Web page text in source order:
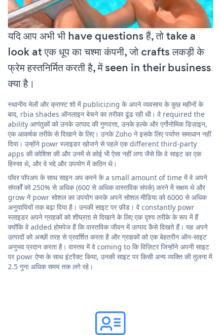
यदि आप अभी भी have questions हैं, तो take a
look at एक धूप का चश्मा कंपनी, जो crafts लकड़ी के
फ्रेम हस्तनिर्मित करती है, में seen in their business
क्या है।
स्थानीय मेलों और क्राफ्ट शो में publicizing के अपने व्यवसाय के कुछ महीनों के
बाद, rbia shades ऑनलाइन बेचने का तरीका ढूंढ रही थी। वे required the
ability आगंतुकों को उनके उत्पाद की गुणवत्ता, उनके हल्के और एर्गोनोमिक डिज़ाइन,
एक आकर्षक तरीके से दिखाने के लिए। उनके Zoho ने इसके लिए पर्याप्त समाधान नहीं
दिया। उन्होंने powr स्लाइडर खोजने से पहले एक different third-party
apps की कोशिश की और उनमें से कोई भी ऐसा नहीं लगा जैसे कि वे साइट का एक
हिस्सा थे, और वे भद्दे और उपयोग में कठिन थे।
पॉवर पॉपअप के साथ साइन अप करने के a small amount of time में वे अपने
संपर्कों को 250% से अधिक (600 से अधिक वास्तविक संपर्क) करने में सक्षम थे और
grow ने powr सोशल का उपयोग करके अपने सोशल मीडिया को 6000 से अधिक
अनुयायियों तक बढ़ा दिया है। उनकी साइट पर फ़ीड। वे constantly powr
स्लाइडर अपने ग्राहकों को शीघ्रता से दिखाने के लिए एक दृश्य तरीके के रूप में हैं
क्योंकि वे added होमपेज हैं कि वास्तविक जीवन में उत्पाद कैसे दिखते हैं। यह अपने
उत्पादों को अच्छी तरह से प्रदर्शित करता है और ग्राहकों को एक बेहतरीन ऑन-साइट
अनुभव प्रदान करता है। वास्तव में वे coming to कि विज़िटर जिन्होंने अपनी साइट
पर powr ऐप्स के साथ इंटरैक्ट किया, उनकी साइट पर किसी अन्य व्यक्ति की तुलना में
2.5 गुना अधिक समय तक लगे रहे।